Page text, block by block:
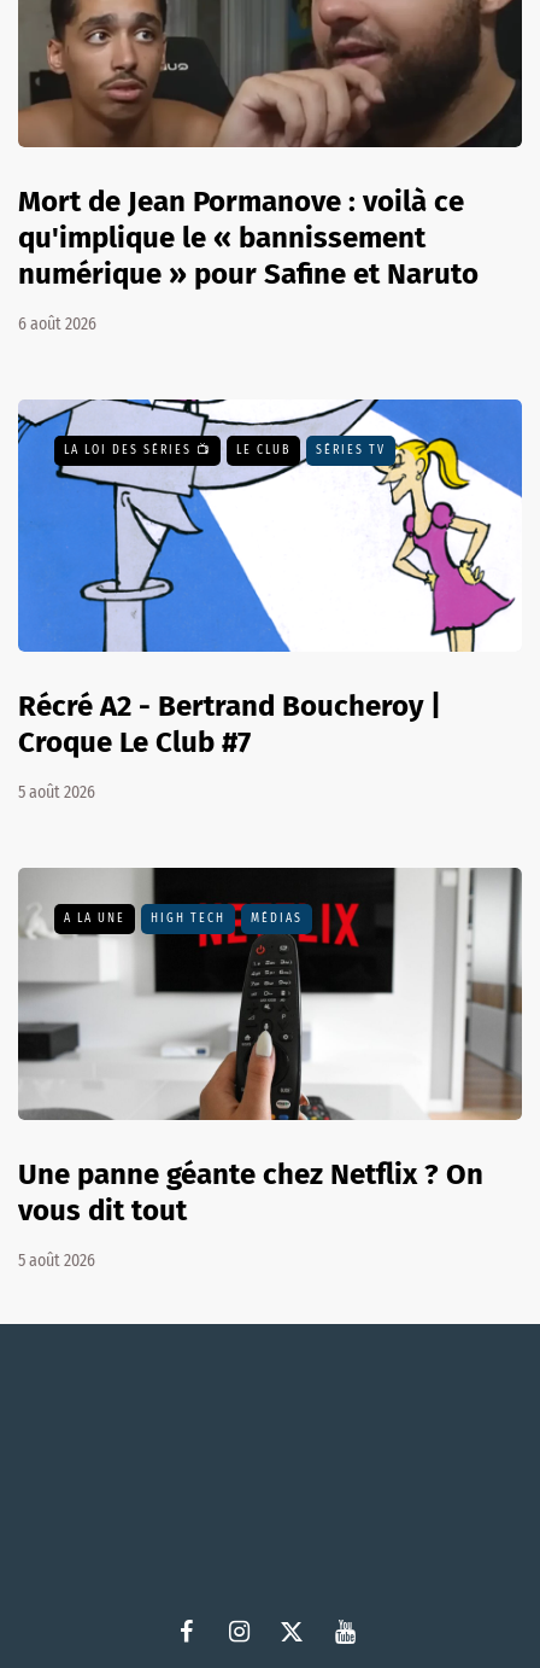
Mort de Jean Pormanove : voilà ce
qu'implique le « bannissement
numérique » pour Safine et Naruto
6 août 2026
LA LOI DES SÉRIES 📺 LE CLUB SÉRIES TV
Récré A2 - Bertrand Boucheroy |
Croque Le Club #7
5 août 2026
A LA UNE HIGH TECH MÉDIAS
Une panne géante chez Netflix ? On
vous dit tout
5 août 2026